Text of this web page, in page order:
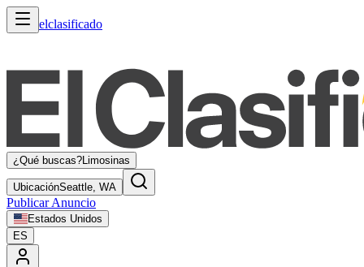
elclasificado
¿Qué buscas?Limosinas
UbicaciónSeattle, WA
Publicar Anuncio
Estados Unidos
ES